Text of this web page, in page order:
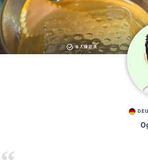
本人確認済
DEU